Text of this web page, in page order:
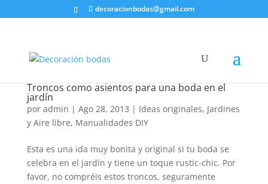
decoracionbodas@gmail.com
Troncos como asientos para una boda en el
jardín
por admin | Ago 28, 2013 | Ideas originales, Jardines
y Aire libre, Manualidades DIY
Esta es una ida muy bonita y original si tu boda se
celebra en el jardín y tiene un toque rustic-chic. Por
favor, no compréis estos troncos, seguramente